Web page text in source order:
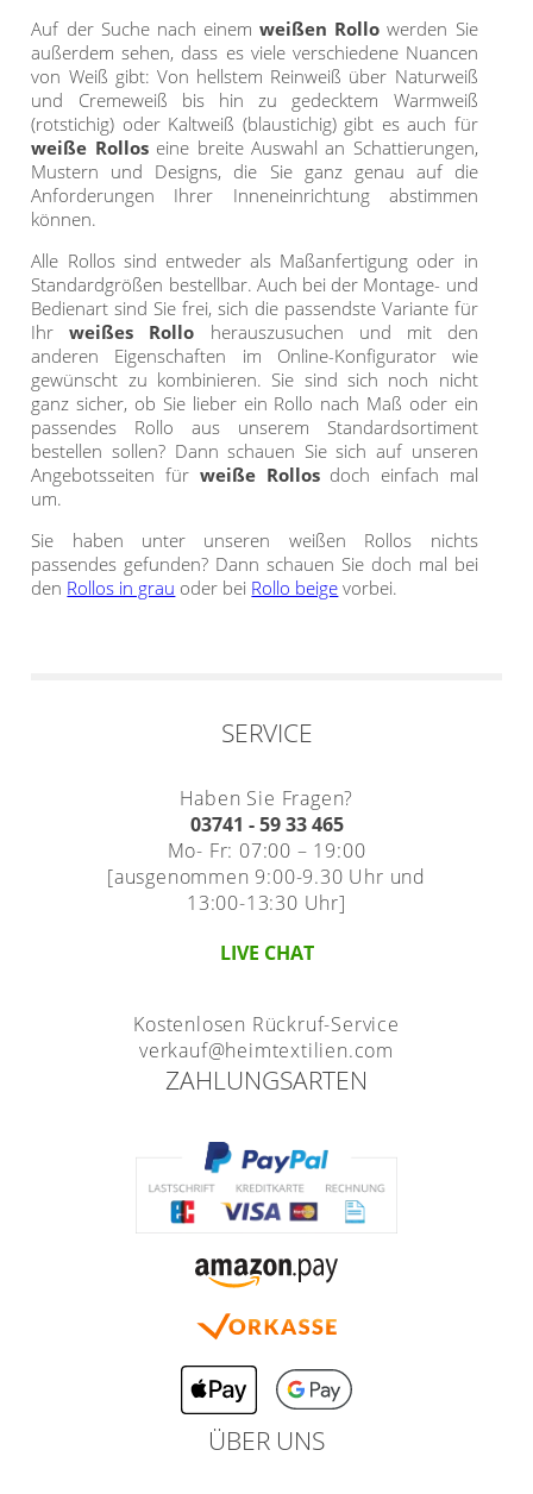
Auf der Suche nach einemweißen Rollo werden Sie
außerdem sehen, dass es viele verschiedene Nuancen
von Weiß gibt: Von hellstem Reinweiß über Naturweiß
und Cremeweiß bis hin zu gedecktem Warmweiß
(rotstichig) oder Kaltweiß (blaustichig) gibt es auch für
weiße Rolloseine breite Auswahl an Schattierungen,
Mustern und Designs, die Sie ganz genau auf die
Anforderungen Ihrer Inneneinrichtung abstimmen
können.
Alle Rollos sind entweder als Maßanfertigung oder in
Standardgrößen bestellbar. Auch bei der Montage- und
Bedienart sind Sie frei, sich die passendste Variante für
Ihrweißes Rollo herauszusuchen und mit den
anderen Eigenschaften im Online-Konfigurator wie
gewünscht zu kombinieren. Sie sind sich noch nicht
ganz sicher, ob Sie lieber ein Rollo nach Maß oder ein
passendes Rollo aus unserem Standardsortiment
bestellen sollen? Dann schauen Sie sich auf unseren
Angebotsseiten für weiße Rollosdoch einfach mal
um.
Sie haben unter unseren weißen Rollos nichts
passendes gefunden? Dann schauen Sie doch mal bei
den Rollos in grau oder bei Rollo beige vorbei.
SERVICE
Haben Sie Fragen?
03741 - 59 33 465
Mo- Fr: 07:00 – 19:00
[ausgenommen 9:00-9.30 Uhr und
13:00-13:30 Uhr]
LIVE CHAT
Kostenlosen Rückruf-Service
verkauf@heimtextilien.com
ZAHLUNGSARTEN
ÜBER UNS